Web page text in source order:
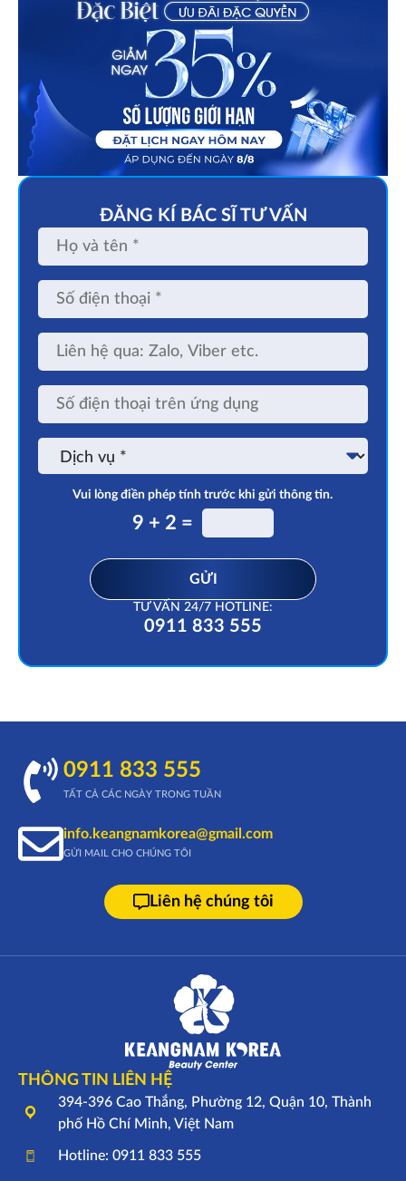
ĐĂNG KÍ BÁC SĨ TƯ VẤN
Họ
tên
Số
điện
thoại
Liên
qua:
Zalo,
Viber
etc.
Số
điện
thoại
trên
ứng
dụng
Dịch
Vui lòng điền phép tính trước khi gửi thông tin.
9 + 2 =
GỬI
TƯ VẤN 24/7 HOTLINE:
0911 833 555
0911 833 555
TẤT CẢ CÁC NGÀY TRONG TUẦN
info.keangnamkorea@gmail.com
GỬI MAIL CHO CHÚNG TÔI
Liên hệ chúng tôi
THÔNG TIN LIÊN HỆ
394-396 Cao Thắng, Phường 12, Quận 10, Thành
phố Hồ Chí Minh, Việt Nam
Hotline: 0911 833 555